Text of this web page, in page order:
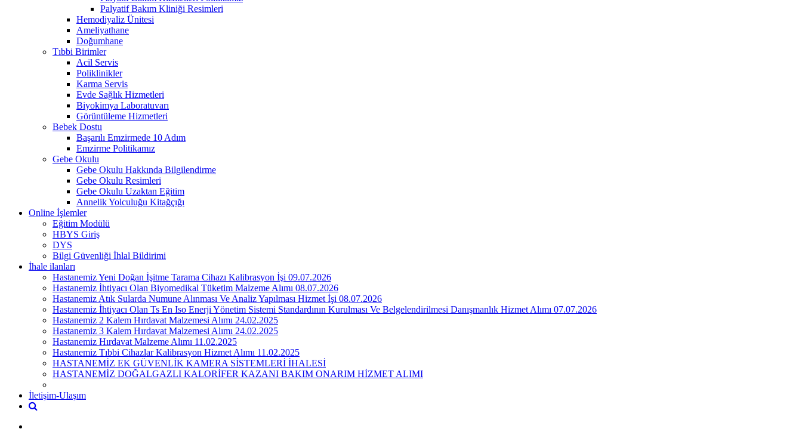
Palyatif Bakım Kliniği Resimleri
Hemodiyaliz Ünitesi
Ameliyathane
Doğumhane
Tıbbi Birimler
Acil Servis
Poliklinikler
Karma Servis
Evde Sağlık Hizmetleri
Biyokimya Laboratuvarı
Görüntüleme Hizmetleri
Bebek Dostu
Başarılı Emzirmede 10 Adım
Emzirme Politikamız
Gebe Okulu
Gebe Okulu Hakkında Bilgilendirme
Gebe Okulu Resimleri
Gebe Okulu Uzaktan Eğitim
Annelik Yolculuğu Kitağçığı
Online İşlemler
Eğitim Modülü
HBYS Giriş
DYS
Bilgi Güvenliği İhlal Bildirimi
İhale ilanları
Hastanemiz Yeni Doğan İşitme Tarama Cihazı Kalibrasyon İşi 09.07.2026
Hastanemiz İhtiyacı Olan Biyomedikal Tüketim Malzeme Alımı 08.07.2026
Hastanemiz Atık Sularda Numune Alınması Ve Analiz Yapılması Hizmet İşi 08.07.2026
Hastanemiz İhtiyacı Olan Ts En Iso Enerji Yönetim Sistemi Standardının Kurulması Ve Belgelendirilmesi Danışmanlık Hizmet Alımı 07.07.2026
Hastanemiz 2 Kalem Hırdavat Malzemesi Alımı 24.02.2025
Hastanemiz 3 Kalem Hırdavat Malzemesi Alımı 24.02.2025
Hastanemiz Hırdavat Malzeme Alımı 11.02.2025
Hastanemiz Tıbbi Cihazlar Kalibrasyon Hizmet Alımı 11.02.2025
HASTANEMİZ EK GÜVENLİK KAMERA SİSTEMLERİ İHALESİ
HASTANEMİZ DOĞALGAZLI KALORİFER KAZANI BAKIM ONARIM HİZMET ALIMI
İletişim-Ulaşım